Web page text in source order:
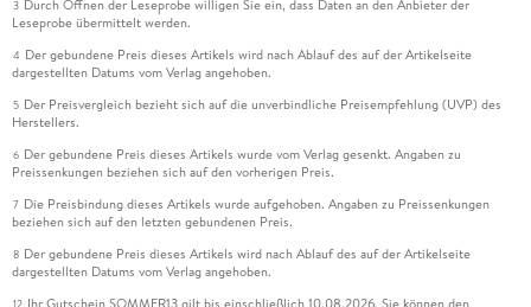
3 Durch Öffnen der Leseprobe willigen Sie ein, dass Daten an den Anbieter der
Leseprobe übermittelt werden.
4 Der gebundene Preis dieses Artikels wird nach Ablauf des auf der Artikelseite
dargestellten Datums vom Verlag angehoben.
5 Der Preisvergleich bezieht sich auf die unverbindliche Preisempfehlung (UVP) des
Herstellers.
6 Der gebundene Preis dieses Artikels wurde vom Verlag gesenkt. Angaben zu
Preissenkungen beziehen sich auf den vorherigen Preis.
7 Die Preisbindung dieses Artikels wurde aufgehoben. Angaben zu Preissenkungen
beziehen sich auf den letzten gebundenen Preis.
8 Der gebundene Preis dieses Artikels wird nach Ablauf des auf der Artikelseite
dargestellten Datums vom Verlag angehoben.